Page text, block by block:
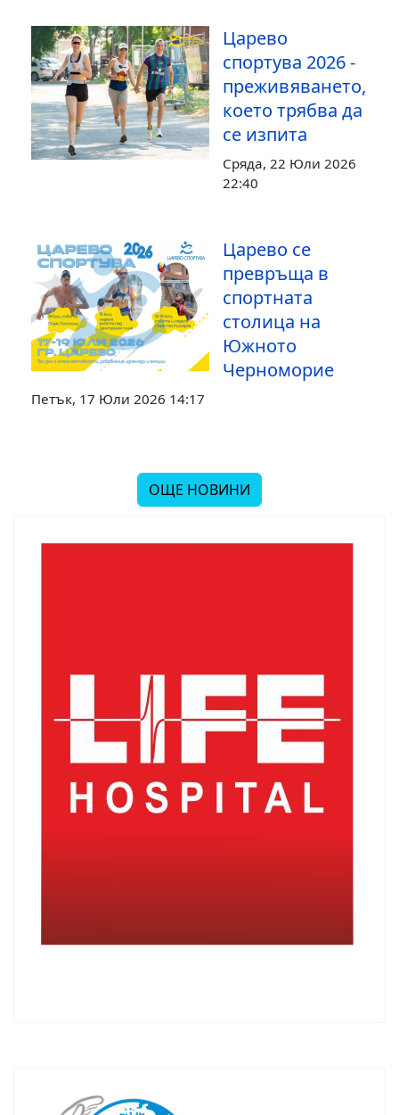
Царево
спортува 2026 -
преживяването,
което трябва да
се изпита
Сряда, 22 Юли 2026
22:40
Царево се
превръща в
спортната
столица на
Южното
Черноморие
Петък, 17 Юли 2026 14:17
ОЩЕ НОВИНИ